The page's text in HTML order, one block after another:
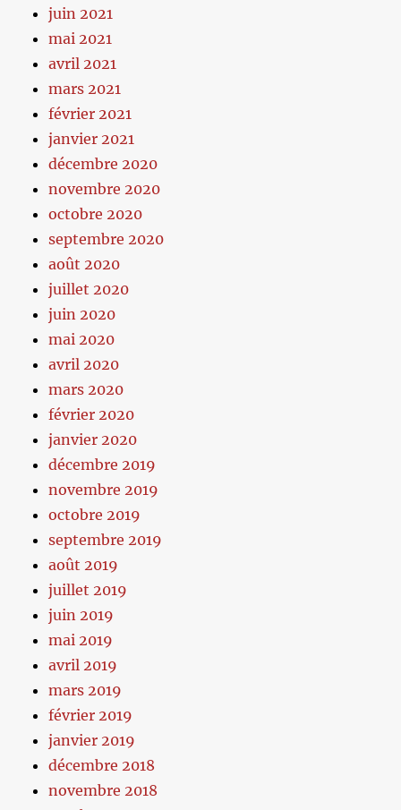
juin 2021
mai 2021
avril 2021
mars 2021
février 2021
janvier 2021
décembre 2020
novembre 2020
octobre 2020
septembre 2020
août 2020
juillet 2020
juin 2020
mai 2020
avril 2020
mars 2020
février 2020
janvier 2020
décembre 2019
novembre 2019
octobre 2019
septembre 2019
août 2019
juillet 2019
juin 2019
mai 2019
avril 2019
mars 2019
février 2019
janvier 2019
décembre 2018
novembre 2018